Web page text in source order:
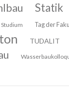
Statik
Studium Tag der
TUDALIT